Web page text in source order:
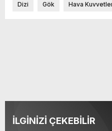
Dizi Gök Hava
İLGİNİZİ ÇEKEBİLİR